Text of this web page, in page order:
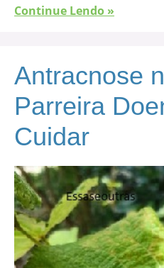
Continue Lendo »
Antracnose
Parreira
Cuidar